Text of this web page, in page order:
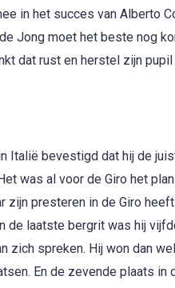
in het succes van Alberto
Jong moet het beste nog
dat rust en herstel zijn
Italië bevestigd dat hij de
was al voor de Giro het
zijn presteren in de Giro
de laatste bergrit was hij
zich spreken. Hij won dan
En de zevende plaats in